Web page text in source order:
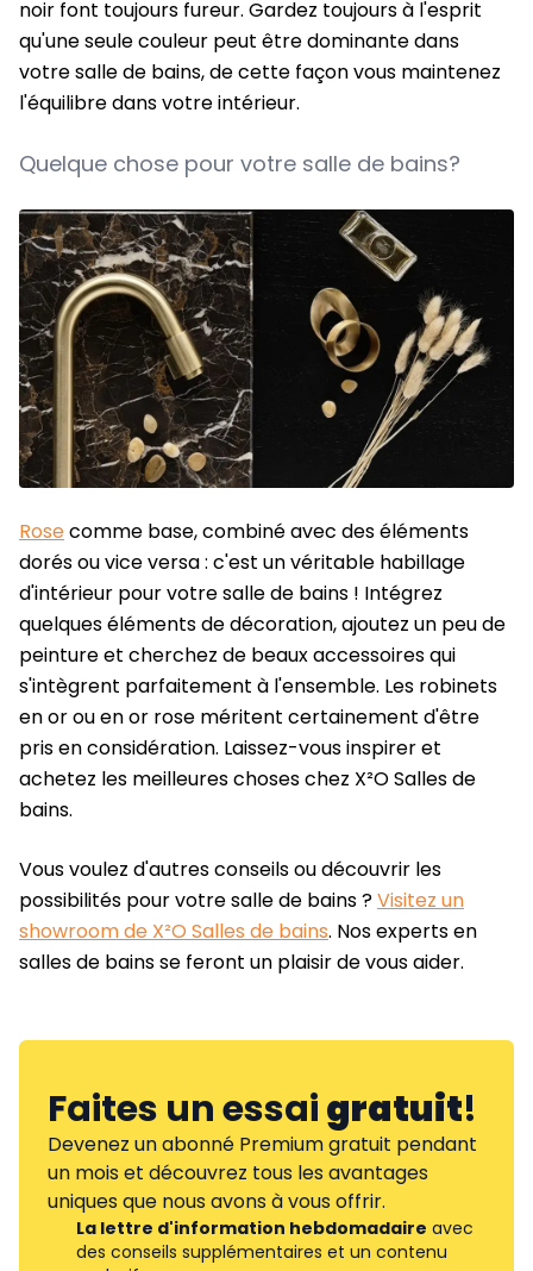
noir font toujours fureur. Gardez toujours à l'esprit
qu'une seule couleur peut être dominante dans
votre salle de bains, de cette façon vous maintenez
l'équilibre dans votre intérieur.
Quelque chose pour votre salle de bains?
Rosecomme base, combiné avec des éléments
dorés ou vice versa : c'est un véritable habillage
d'intérieur pour votre salle de bains ! Intégrez
quelques éléments de décoration, ajoutez un peu de
peinture et cherchez de beaux accessoires qui
s'intègrent parfaitement à l'ensemble. Les robinets
en or ou en or rose méritent certainement d'être
pris en considération. Laissez-vous inspirer et
achetez les meilleures choses chez X²O Salles de
bains.
Vous voulez d'autres conseils ou découvrir les
possibilités pour votre salle de bains ?Visitez un
showroom de X²O Salles de bains. Nos experts en
salles de bains se feront un plaisir de vous aider.
Faites un essaigratuit!
Devenez un abonné Premium gratuit pendant
un mois et découvrez tous les avantages
uniques que nous avons à vous offrir.
La lettre d'information hebdomadaire avec
des conseils supplémentaires et un contenu